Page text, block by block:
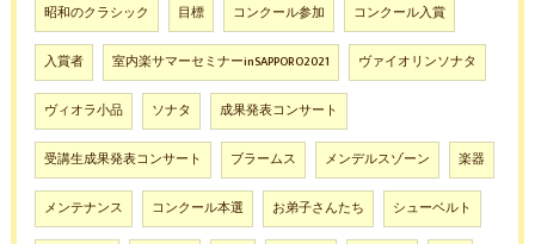
昭和のクラシック 目標 コンクール参加 コンクール入賞
入賞者 室内楽サマーセミナーinSAPPORO2021 ヴァイオリンソナタ
ヴィオラ小品 ソナタ 成果発表コンサート
受講生成果発表コンサート ブラームス メンデルスゾーン 楽器
メンテナンス コンクール本選 お弟子さんたち シューベルト